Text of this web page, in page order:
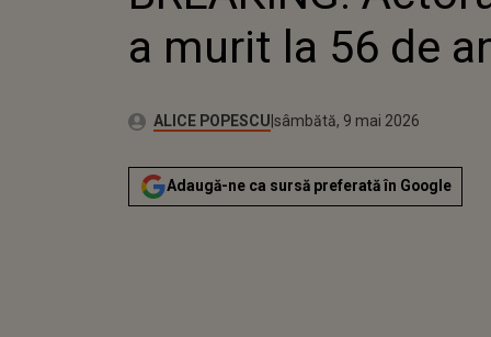
a murit la 56 de
Autor:ALICE POPESCUPublicat:
sâmbătă, 9 mai 2026
Actualizat:
sâmbătă, 9 mai 2026
Adaugă-ne ca sursă preferată în Google